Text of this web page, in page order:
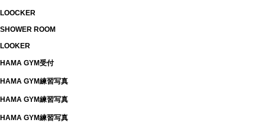
LOOCKER
SHOWER ROOM
LOOKER
HAMA GYM受付
HAMA GYM練習写真
HAMA GYM練習写真
HAMA GYM練習写真